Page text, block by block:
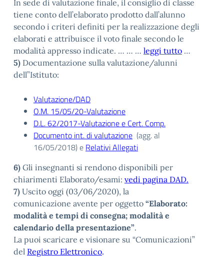
In sede di valutazione finale, il consiglio di classe
tiene conto dell’elaborato prodotto dall’alunno
secondo i criteri definiti per la realizzazione degli
elaborati e attribuisce il voto finale secondo le
modalità appresso indicate. … … … leggi tutto …
5) Documentazione sulla valutazione/alunni
dell”Istituto:
Valutazione/DAD
O.M. 15/05/20-Valutazione
D.L. 62/2017-Valutazione e Cert. Comp.
Documento int. di valutazione (agg. al
16/05/2018) e Relativi Allegati
6) Gli insegnanti si rendono disponibili per
chiarimenti Elaborato/esami: vedi pagina DAD.
7) Uscito oggi (03/06/2020), la
comunicazione avente per oggetto “Elaborato:
modalità e tempi di consegna; modalità e
calendario della presentazione”.
La puoi scaricare e visionare su “Comunicazioni”
del Registro Elettronico.